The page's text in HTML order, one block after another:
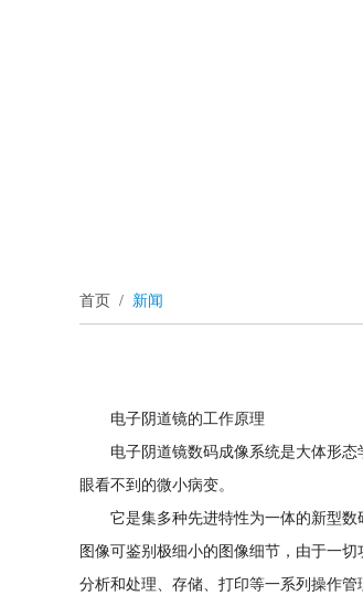
首页 / 新闻
电子阴道镜的工作原理
电子阴道镜数码成像系统是大体形
眼看不到的微小病变。
它是集多种先进特性为一体的新型
图像可鉴别极细小的图像细节，由于一
分析和处理、存储、打印等一系列操作管